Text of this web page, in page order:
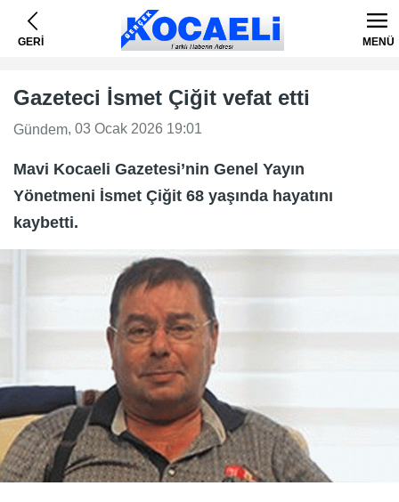
GERİ MENÜ
Gazeteci İsmet Çiğit vefat etti
Gündem, 03 Ocak 2026 19:01
Mavi Kocaeli Gazetesi’nin Genel Yayın
Yönetmeni İsmet Çiğit 68 yaşında hayatını
kaybetti.